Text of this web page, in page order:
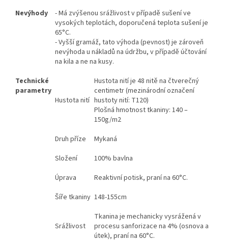
Nevýhody
- Má zvýšenou srážlivost v případě sušení ve
vysokých teplotách, doporučená teplota sušení je
65°C.
- Vyšší gramáž, tato výhoda (pevnost) je zároveň
nevýhoda u nákladů na údržbu, v případě účtování
na kila a ne na kusy.
Technické
parametry
Hustota nití
Hustota nití je 48 nitě na čtverečný
centimetr (mezinárodní označení
hustoty nití: T120)
Plošná hmotnost tkaniny: 140 –
150g/m2
Druh příze
Mykaná
Složení
100% bavlna
Úprava
Reaktivní potisk, praní na 60°C.
Šíře tkaniny 148-155cm
Srážlivost
Tkanina je mechanicky vysrážená v
procesu sanforizace na 4% (osnova a
útek), praní na 60°C.